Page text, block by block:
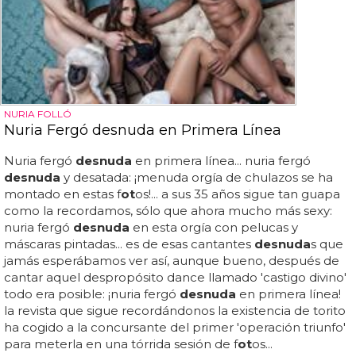
NURIA FOLLÓ
Nuria Fergó desnuda en Primera Línea
Nuria fergó desnuda en primera línea... nuria fergó
desnuda y desatada: ¡menuda orgía de chulazos se ha
montado en estas fotos!... a sus 35 años sigue tan guapa
como la recordamos, sólo que ahora mucho más sexy:
nuria fergó desnuda en esta orgía con pelucas y
máscaras pintadas... es de esas cantantes desnudas que
jamás esperábamos ver así, aunque bueno, después de
cantar aquel despropósito dance llamado 'castigo divino'
todo era posible: ¡nuria fergó desnuda en primera línea!
la revista que sigue recordándonos la existencia de torito
ha cogido a la concursante del primer 'operación triunfo'
para meterla en una tórrida sesión de fotos...